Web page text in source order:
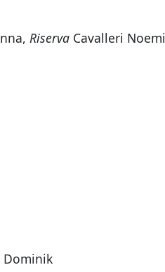
Riserva Cavalleri Noemi
Dominik